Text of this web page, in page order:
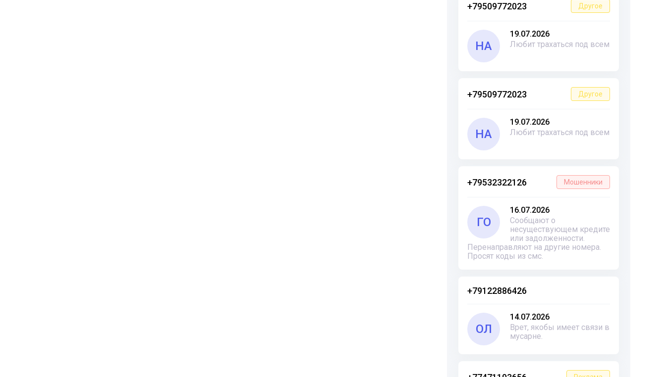
+79509772023 Другое
НА
19.07.2026
Любит трахаться под всем
+79509772023 Другое
НА
19.07.2026
Любит трахаться под всем
+79532322126 Мошенники
ГО
16.07.2026
Сообщают о
несуществующем кредите
или задолженности.
Перенаправляют на другие номера.
Просят коды из смс.
+79122886426
ОЛ
14.07.2026
Врет, якобы имеет связи в
мусарне.